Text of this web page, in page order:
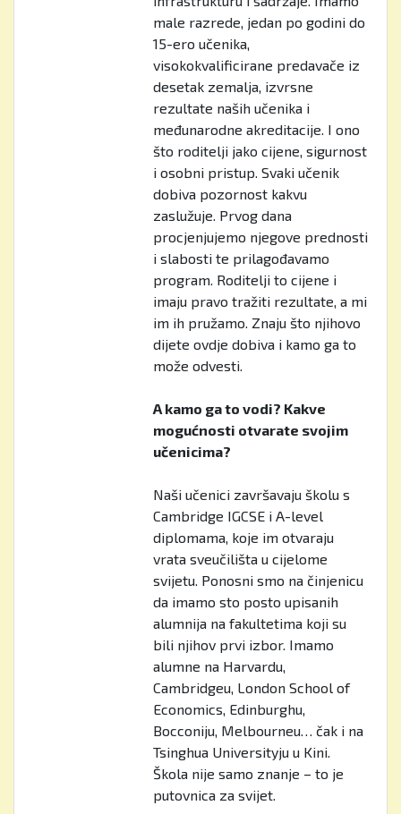
male razrede, jedan po godini do
15-ero učenika,
visokokvalificirane predavače iz
desetak zemalja, izvrsne
rezultate naših učenika i
međunarodne akreditacije. I ono
što roditelji jako cijene, sigurnost
i osobni pristup. Svaki učenik
dobiva pozornost kakvu
zaslužuje. Prvog dana
procjenjujemo njegove prednosti
i slabosti te prilagođavamo
program. Roditelji to cijene i
imaju pravo tražiti rezultate, a mi
im ih pružamo. Znaju što njihovo
dijete ovdje dobiva i kamo ga to
može odvesti.
A kamo ga to vodi? Kakve
mogućnosti otvarate svojim
učenicima?
Naši učenici završavaju školu s
Cambridge IGCSE i A-level
diplomama, koje im otvaraju
vrata sveučilišta u cijelome
svijetu. Ponosni smo na činjenicu
da imamo sto posto upisanih
alumnija na fakultetima koji su
bili njihov prvi izbor. Imamo
alumne na Harvardu,
Cambridgeu, London School of
Economics, Edinburghu,
Bocconiju, Melbourneu… čak i na
Tsinghua Universityju u Kini.
Škola nije samo znanje – to je
putovnica za svijet.